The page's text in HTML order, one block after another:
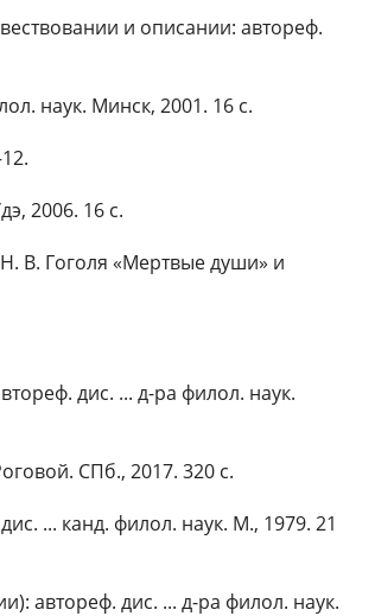
и описании: автореф.
наук. Минск, 2001. 16 с.
2006. 16 с.
В. Гоголя «Мертвые души» и
дис. ... д-ра филол. наук.
СПб., 2017. 320 с.
... канд. филол. наук. М., 1979. 21
автореф. дис. ... д-ра филол. наук.